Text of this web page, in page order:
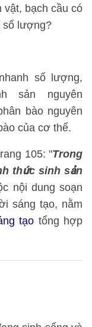
vật, bạch cầu có
số lượng?
số lượng,
sản nguyên
bào nguyên
của cơ thể.
105: "Trong
thức sinh sản
nội dung soạn
sáng tạo, nằm
tạo tổng hợp